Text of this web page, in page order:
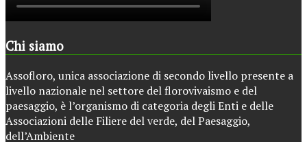
Chi siamo
Assofloro, unica associazione di secondo livello presente a
livello nazionale nel settore del florovivaismo e del
paesaggio, è l’organismo di categoria degli Enti e delle
Associazioni delle Filiere del verde, del Paesaggio,
dell’Ambiente